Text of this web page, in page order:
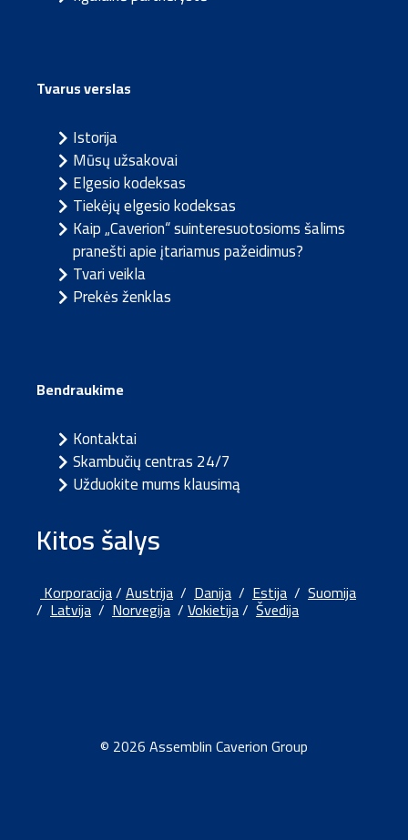
Tvarus verslas
Istorija
Mūsų užsakovai
Elgesio kodeksas
Tiekėjų elgesio kodeksas
Kaip „Caverion“ suinteresuotosioms šalims
pranešti apie įtariamus pažeidimus?
Tvari veikla
Prekės ženklas
Bendraukime
Kontaktai
Skambučių centras 24/7
Užduokite mums klausimą
Kitos šalys
Korporacija/Austrija / Danija / Estija / Suomija
/ Latvija / Norvegija /Vokietija/ Švedija
© 2026 Assemblin Caverion Group